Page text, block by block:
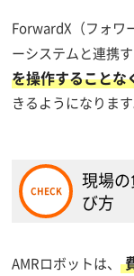
ForwardX（フォワ
ーシステムと連携
を操作することな
きるようになります
現場
び方
AMRロボットは、